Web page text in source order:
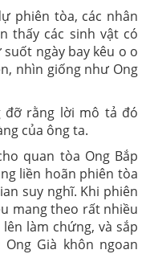
phiên tòa, các nhân
thấy các sinh vật có
ngày bay kêu o o
nhìn giống như Ong
đỡ rằng lời mô tả đó
của ông ta.
quan tòa Ong Bắp
liền hoãn phiên tòa
suy nghĩ. Khi phiên
mang theo rất nhiều
làm chứng, và sắp
Già khôn ngoan